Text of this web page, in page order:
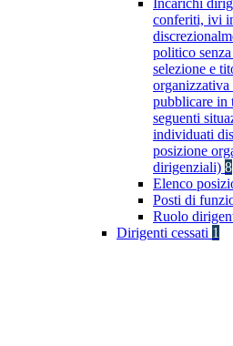
Incarichi
conferiti, ivi
politico
selezione e
pubblicare in
seguenti
individuati
posizione
dirigenziali) 8
Elenco
Posti di
Ruolo
Dirigenti cessati 1